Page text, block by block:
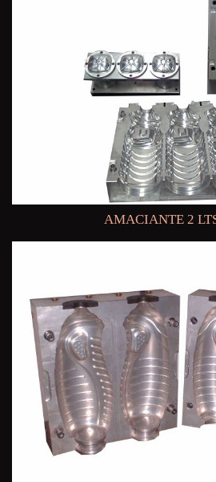
AMACIANTE 2